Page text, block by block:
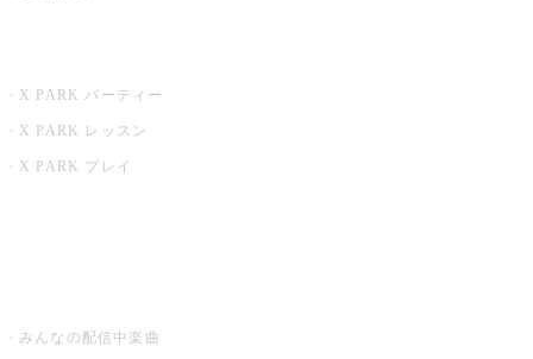
X PARK パーティー
X PARK レッスン
X PARK プレイ
みんなの配信中楽曲